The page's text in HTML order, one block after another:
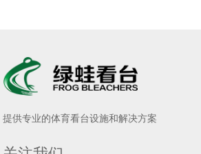
提供专业的体育看台设施和解决方案